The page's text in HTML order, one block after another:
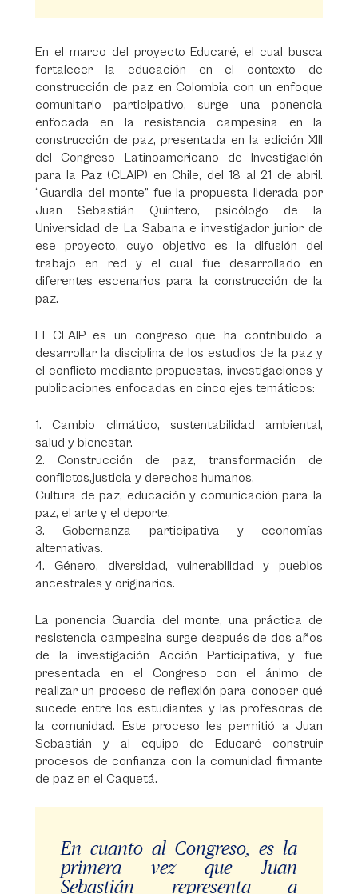
En el marco del proyecto Educaré, el cual busca
fortalecer la educación en el contexto de
construcción de paz en Colombia con un enfoque
comunitario participativo, surge una ponencia
enfocada en la resistencia campesina en la
construcción de paz, presentada en la edición XIII
del Congreso Latinoamericano de Investigación
para la Paz (CLAIP) en Chile, del 18 al 21 de abril.
“Guardia del monte” fue la propuesta liderada por
Juan Sebastián Quintero, psicólogo de la
Universidad de La Sabana e investigador junior de
ese proyecto, cuyo objetivo es la difusión del
trabajo en red y el cual fue desarrollado en
diferentes escenarios para la construcción de la
paz.
El CLAIP es un congreso que ha contribuido a
desarrollar la disciplina de los estudios de la paz y
el conflicto mediante propuestas, investigaciones y
publicaciones enfocadas en cinco ejes temáticos:
1. Cambio climático, sustentabilidad ambiental,
salud y bienestar.
2. Construcción de paz, transformación de
conflictos,justicia y derechos humanos.
Cultura de paz, educación y comunicación para la
paz, el arte y el deporte.
3. Gobernanza participativa y economías
alternativas.
4. Género, diversidad, vulnerabilidad y pueblos
ancestrales y originarios.
La ponencia Guardia del monte, una práctica de
resistencia campesina surge después de dos años
de la investigación Acción Participativa, y fue
presentada en el Congreso con el ánimo de
realizar un proceso de reflexión para conocer qué
sucede entre los estudiantes y las profesoras de
la comunidad. Este proceso les permitió a Juan
Sebastián y al equipo de Educaré construir
procesos de confianza con la comunidad firmante
de paz en el Caquetá.
En cuanto al Congreso, es la
primera vez que Juan
Sebastián representa a